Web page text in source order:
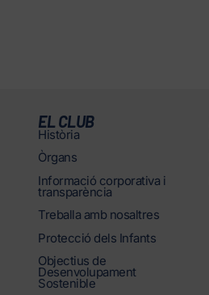
EL CLUB
Història
Òrgans
Informació corporativa i
transparència
Treballa amb nosaltres
Protecció dels Infants
Objectius de
Desenvolupament
Sostenible